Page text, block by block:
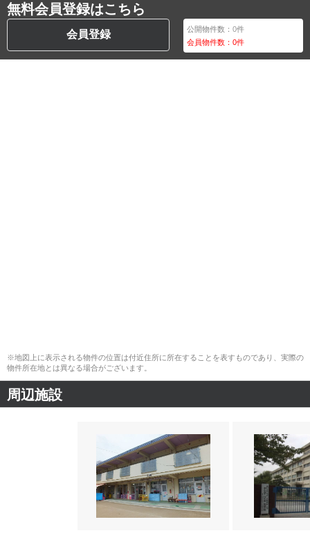
無料会員登録はこちら
会員登録 公開物件数：0件
会員物件数：0件
※地図上に表示される物件の位置は付近住所に所在することを表すものであり、実際の
物件所在地とは異なる場合がございます。
周辺施設